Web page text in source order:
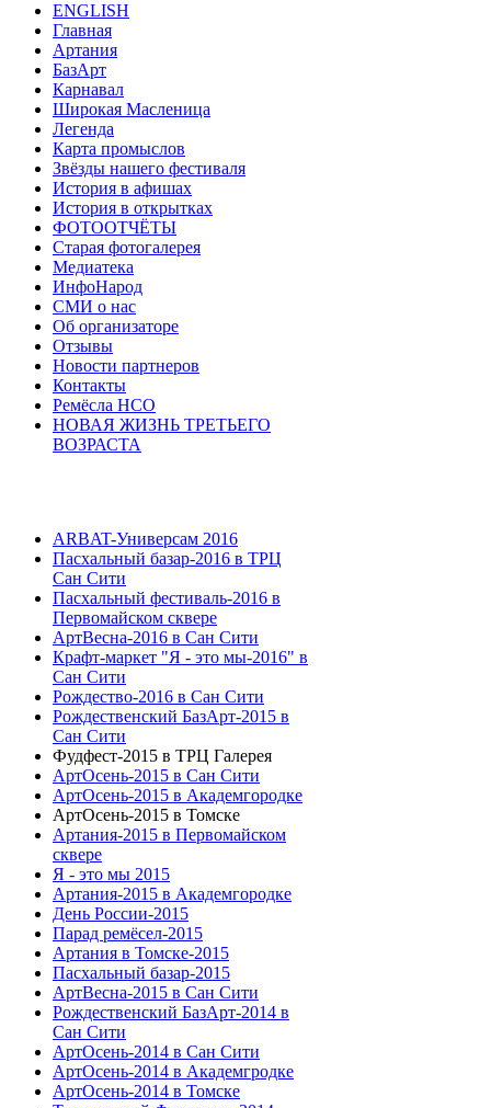
ENGLISH
Главная
Артания
БазАрт
Карнавал
Широкая Масленица
Легенда
Карта промыслов
Звёзды нашего фестиваля
История в афишах
История в открытках
ФОТООТЧЁТЫ
Старая фотогалерея
Медиатека
ИнфоНарод
СМИ о нас
Об организаторе
Отзывы
Новости партнеров
Контакты
Ремёсла НСО
НОВАЯ ЖИЗНЬ ТРЕТЬЕГО
ВОЗРАСТА
ARBAT-Универсам 2016
Пасхальный базар-2016 в ТРЦ
Сан Сити
Пасхальный фестиваль-2016 в
Первомайском сквере
АртВесна-2016 в Сан Сити
Крафт-маркет "Я - это мы-2016" в
Сан Сити
Рождество-2016 в Сан Сити
Рождественский БазАрт-2015 в
Сан Сити
Фудфест-2015 в ТРЦ Галерея
АртОсень-2015 в Сан Сити
АртОсень-2015 в Академгородке
АртОсень-2015 в Томске
Артания-2015 в Первомайском
сквере
Я - это мы 2015
Артания-2015 в Академгородке
День России-2015
Парад ремёсел-2015
Артания в Томске-2015
Пасхальный базар-2015
АртВесна-2015 в Сан Сити
Рождественский БазАрт-2014 в
Сан Сити
АртОсень-2014 в Сан Сити
АртОсень-2014 в Академгродке
АртОсень-2014 в Томске